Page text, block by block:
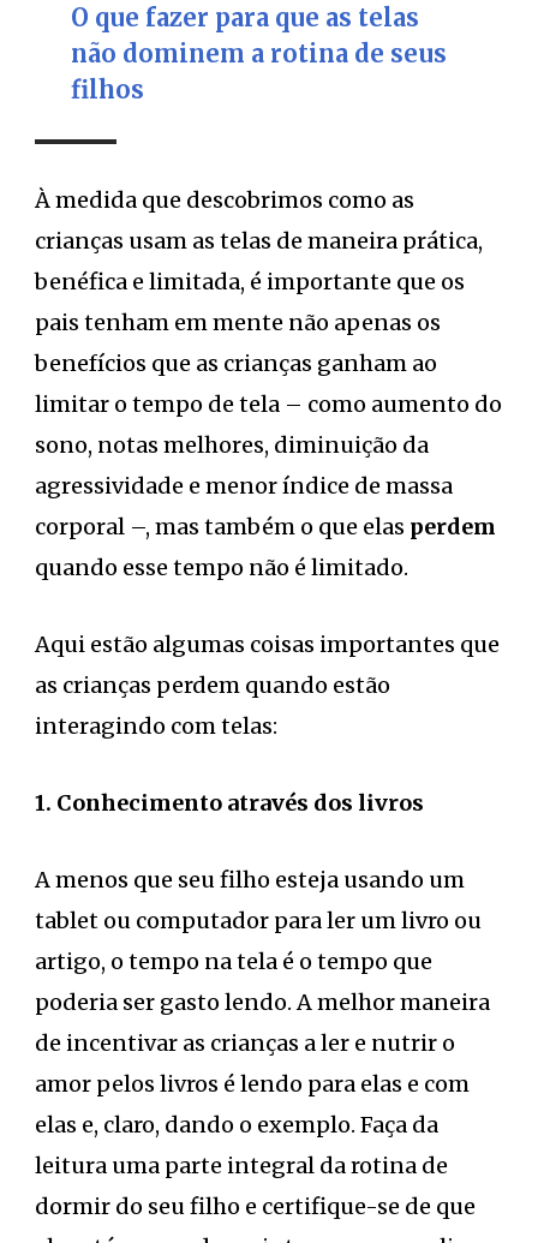
O que fazer para que as telas
não dominem a rotina de seus
filhos
À medida que descobrimos como as
crianças usam as telas de maneira prática,
benéfica e limitada, é importante que os
pais tenham em mente não apenas os
benefícios que as crianças ganham ao
limitar o tempo de tela – como aumento do
sono, notas melhores, diminuição da
agressividade e menor índice de massa
corporal –, mas também o que elas perdem
quando esse tempo não é limitado.
Aqui estão algumas coisas importantes que
as crianças perdem quando estão
interagindo com telas:
1. Conhecimento através dos livros
A menos que seu filho esteja usando um
tablet ou computador para ler um livro ou
artigo, o tempo na tela é o tempo que
poderia ser gasto lendo. A melhor maneira
de incentivar as crianças a ler e nutrir o
amor pelos livros é lendo para elas e com
elas e, claro, dando o exemplo. Faça da
leitura uma parte integral da rotina de
dormir do seu filho e certifique-se de que